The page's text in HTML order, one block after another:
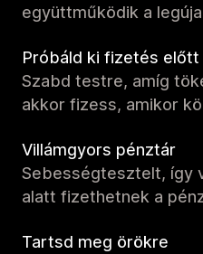
együttműködik a
Próbáld ki fizetés előtt
Szabd testre, amíg
akkor fizess, amikor
Villámgyors pénztár
Sebességtesztelt, így
alatt fizethetnek a
Tartsd meg örökre